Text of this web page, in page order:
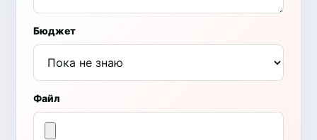
Бюджет
Файл